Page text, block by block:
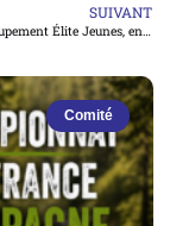
SUIVANT
Dernier regroupement Élite Jeunes, entre récompenses et diplômes
Comité